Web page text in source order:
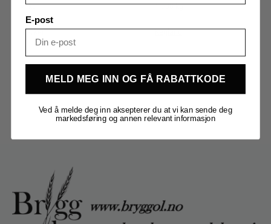
Vekt 1,500 kg
Merker Kegland
E-post
MELD MEG INN OG FÅ RABATTKODE
Ved å melde deg inn aksepterer du at vi kan sende deg
markedsføring og annen relevant informasjon